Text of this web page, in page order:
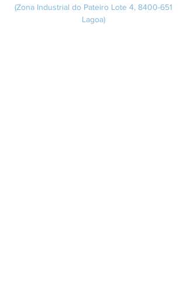
(Zona Industrial do Pateiro Lote 4, 8400-651
Lagoa)